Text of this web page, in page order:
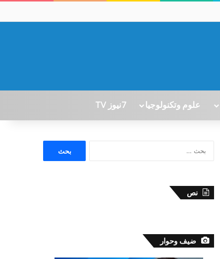
علوم وتكنولوجيا 7نيوز TV
نص
ضيف وحوار